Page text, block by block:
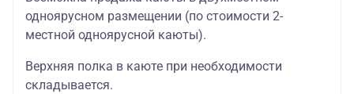
одноярусном размещении (по стоимости 2-
местной одноярусной каюты).
Верхняя полка в каюте при необходимости
складывается.